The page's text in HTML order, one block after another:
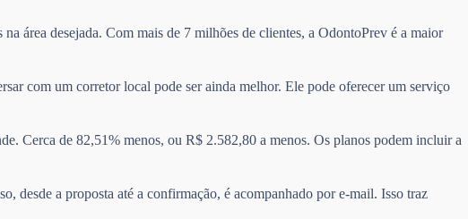
área desejada. Com mais de 7 milhões de clientes, a OdontoPrev é a maior
com um corretor local pode ser ainda melhor. Ele pode oferecer um serviço
Cerca de 82,51% menos, ou R$ 2.582,80 a menos. Os planos podem incluir a
desde a proposta até a confirmação, é acompanhado por e-mail. Isso traz